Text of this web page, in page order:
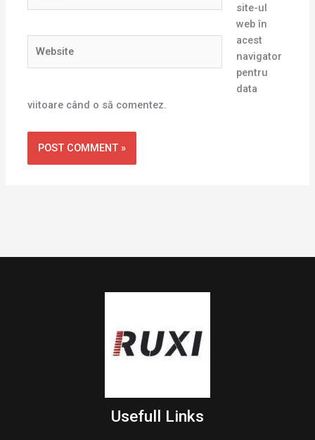
site-ul
web în
acest
navigator
pentru
data
viitoare când o să comentez.
Usefull Links